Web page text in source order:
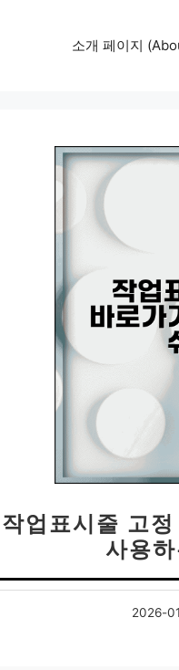
소개 페이지
업표시줄 고
사용
2026-